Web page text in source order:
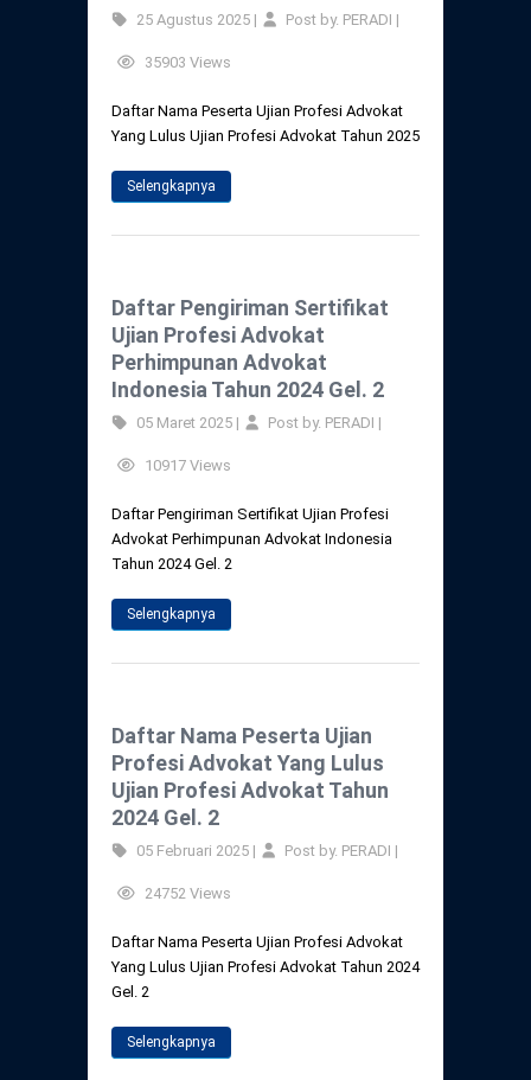
25 Agustus 2025 | Post by. PERADI |
35903 Views
Daftar Nama Peserta Ujian Profesi Advokat
Yang Lulus Ujian Profesi Advokat Tahun 2025
Selengkapnya
Daftar Pengiriman Sertifikat
Ujian Profesi Advokat
Perhimpunan Advokat
Indonesia Tahun 2024 Gel. 2
05 Maret 2025 | Post by. PERADI |
10917 Views
Daftar Pengiriman Sertifikat Ujian Profesi
Advokat Perhimpunan Advokat Indonesia
Tahun 2024 Gel. 2
Selengkapnya
Daftar Nama Peserta Ujian
Profesi Advokat Yang Lulus
Ujian Profesi Advokat Tahun
2024 Gel. 2
05 Februari 2025 | Post by. PERADI |
24752 Views
Daftar Nama Peserta Ujian Profesi Advokat
Yang Lulus Ujian Profesi Advokat Tahun 2024
Gel. 2
Selengkapnya